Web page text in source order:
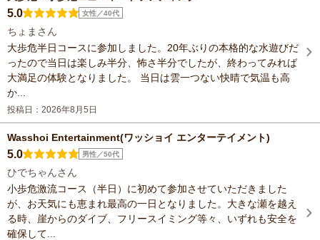
5.0 女性／40代
ちょまさん
大歩危半日コースに参加しました。20年ぶりの本格的な水遊びだ
ったので当日は楽しみ半分、怖さ半分でしたが、終わってみれば
大満足の体験となりました。 当日は雲一つない快晴で気温も高
か...
投稿日：2026年8月5日
Wasshoi Entertainment(ワッショイ エンターテイメント)
5.0 男性／50代
ひでちゃんさん
小歩危激流コース（半日）に初めて参加させていただきました
が、お天気にも恵まれ最高の一日となりました。大きな瀬を越え
る時、崖からのダイブ、フリースイミング等々、いずれも安全を
確保して...